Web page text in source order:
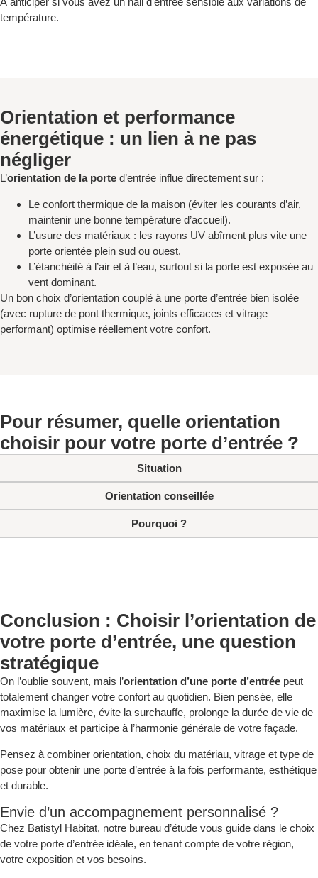
température.
Orientation et performance
énergétique : un lien à ne pas
négliger
L’orientation de la porte d’entrée influe directement sur :
Le confort thermique de la maison (éviter les courants d’air,
maintenir une bonne température d’accueil).
L’usure des matériaux : les rayons UV abîment plus vite une
porte orientée plein sud ou ouest.
L’étanchéité à l’air et à l’eau, surtout si la porte est exposée au
vent dominant.
Un bon choix d’orientation couplé à une porte d’entrée bien isolée
(avec rupture de pont thermique, joints efficaces et vitrage
performant) optimise réellement votre confort.
Pour résumer, quelle orientation
choisir pour votre porte d’entrée ?
Situation
Orientation conseillée
Pourquoi ?
Conclusion : Choisir l’orientation de
votre porte d’entrée, une question
stratégique
On l’oublie souvent, mais l’orientation d’une porte d’entrée peut
totalement changer votre confort au quotidien. Bien pensée, elle
maximise la lumière, évite la surchauffe, prolonge la durée de vie de
vos matériaux et participe à l’harmonie générale de votre façade.
Pensez à combiner orientation, choix du matériau, vitrage et type de
pose pour obtenir une porte d’entrée à la fois performante, esthétique
et durable.
Envie d’un accompagnement personnalisé ?
Chez Batistyl Habitat, notre bureau d’étude vous guide dans le choix
de votre porte d’entrée idéale, en tenant compte de votre région,
votre exposition et vos besoins.